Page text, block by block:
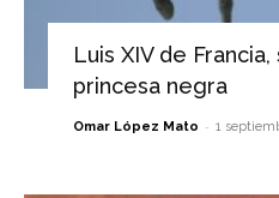
Luis XIV de
princesa negra
Omar López Mato - 1